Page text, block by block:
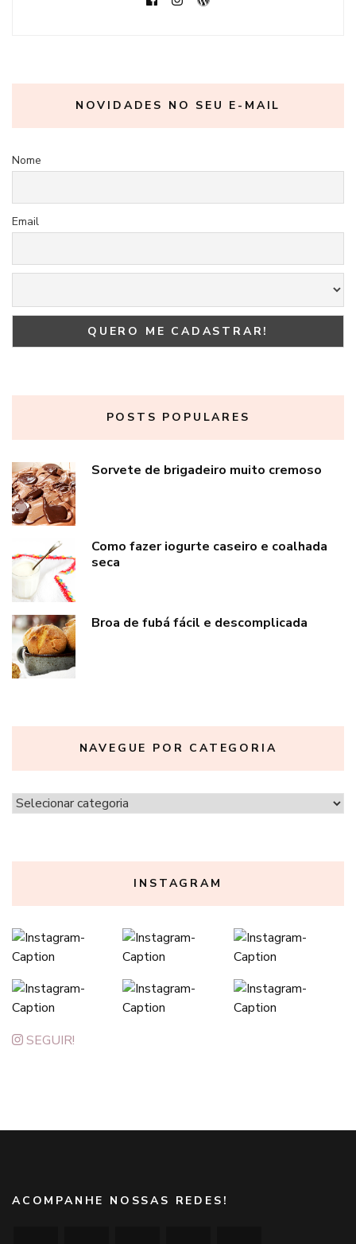
NOVIDADES NO SEU E-MAIL
Nome
Email
POSTS POPULARES
Sorvete de brigadeiro muito cremoso
Como fazer iogurte caseiro e coalhada
seca
Broa de fubá fácil e descomplicada
NAVEGUE POR CATEGORIA
Navegue
INSTAGRAM
SEGUIR!
ACOMPANHE NOSSAS REDES!